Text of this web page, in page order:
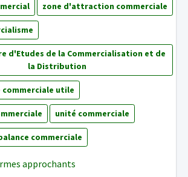
zone d'attraction commerciale
d'Etudes de la Commercialisation et de
la Distribution
commerciale utile
unité commerciale
commerciale
approchants